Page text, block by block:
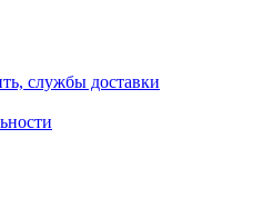
службы доставки